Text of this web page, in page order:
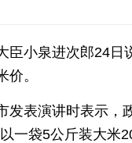
臣小泉进次郎24
。
发表演讲时表示，
一袋5公斤装大米